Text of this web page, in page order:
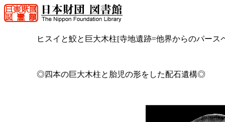
ヒスイと鮫と巨大木柱[寺地遺跡=他界からのパー
◎四本の巨大木柱と胎児の形をした配石遺構◎